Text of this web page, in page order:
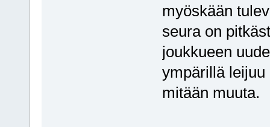
myöskään
seura on
joukkueen
ympärillä
mitään muuta.